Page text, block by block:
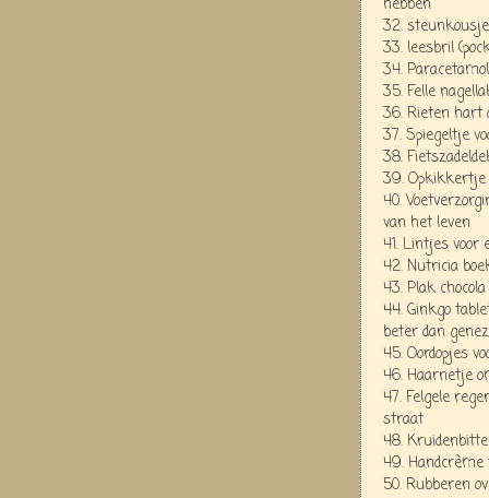
32.
33. leesbril
34.
35. Felle
36. Rieten hart
37. Spiegeltje
38.
39.
40.
van het leven
41. Lintjes
42. Nutricia
43. Plak
44. Ginkgo
beter dan
45. Oordopjes
46. Haarnetje
47. Felgele
straat
48.
49.
50. Rubberen